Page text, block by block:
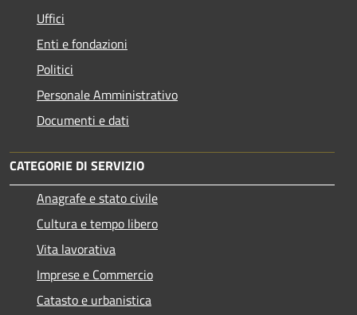
Uffici
Enti e fondazioni
Politici
Personale Amministrativo
Documenti e dati
CATEGORIE DI SERVIZIO
Anagrafe e stato civile
Cultura e tempo libero
Vita lavorativa
Imprese e Commercio
Catasto e urbanistica